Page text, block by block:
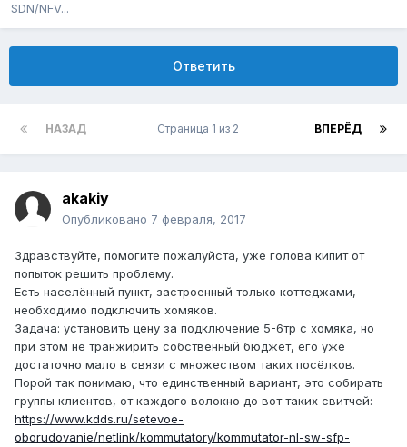
SDN/NFV...
Ответить
НАЗАД ВПЕРЁД
Страница 1 из 2
akakiy
Опубликовано 7 февраля, 2017
Здравствуйте, помогите пожалуйста, уже голова кипит от
попыток решить проблему.
Есть населённый пункт, застроенный только коттеджами,
необходимо подключить хомяков.
Задача: установить цену за подключение 5-6тр с хомяка, но
при этом не транжирить собственный бюджет, его уже
достаточно мало в связи с множеством таких посёлков.
Порой так понимаю, что единственный вариант, это собирать
группы клиентов, от каждого волокно до вот таких свитчей:
https://www.kdds.ru/setevoe-
oborudovanie/netlink/kommutatory/kommutator-nl-sw-sfp-